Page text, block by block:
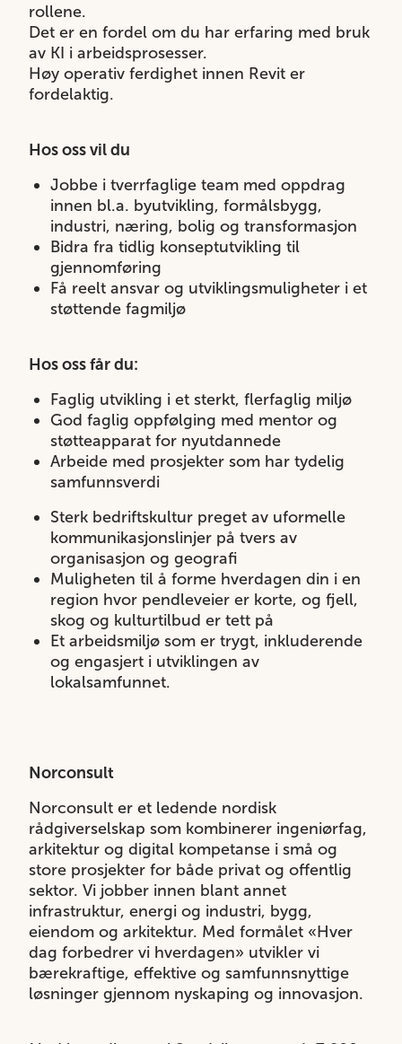
rollene.
Det er en fordel om du har erfaring med bruk
av KI i arbeidsprosesser.
Høy operativ ferdighet innen Revit er
fordelaktig.
Hos oss vil du
Jobbe i tverrfaglige team med oppdrag
innen bl.a. byutvikling, formålsbygg,
industri, næring, bolig og transformasjon
Bidra fra tidlig konseptutvikling til
gjennomføring
Få reelt ansvar og utviklingsmuligheter i et
støttende fagmiljø
Hos oss får du:
Faglig utvikling i et sterkt, flerfaglig miljø
God faglig oppfølging med mentor og
støtteapparat for nyutdannede
Arbeide med prosjekter som har tydelig
samfunnsverdi
Sterk bedriftskultur preget av uformelle
kommunikasjonslinjer på tvers av
organisasjon og geografi
Muligheten til å forme hverdagen din i en
region hvor pendleveier er korte, og fjell,
skog og kulturtilbud er tett på
Et arbeidsmiljø som er trygt, inkluderende
og engasjert i utviklingen av
lokalsamfunnet.
Norconsult
Norconsult er et ledende nordisk
rådgiverselskap som kombinerer ingeniørfag,
arkitektur og digital kompetanse i små og
store prosjekter for både privat og offentlig
sektor. Vi jobber innen blant annet
infrastruktur, energi og industri, bygg,
eiendom og arkitektur. Med formålet «Hver
dag forbedrer vi hverdagen» utvikler vi
bærekraftige, effektive og samfunnsnyttige
løsninger gjennom nyskaping og innovasjon.